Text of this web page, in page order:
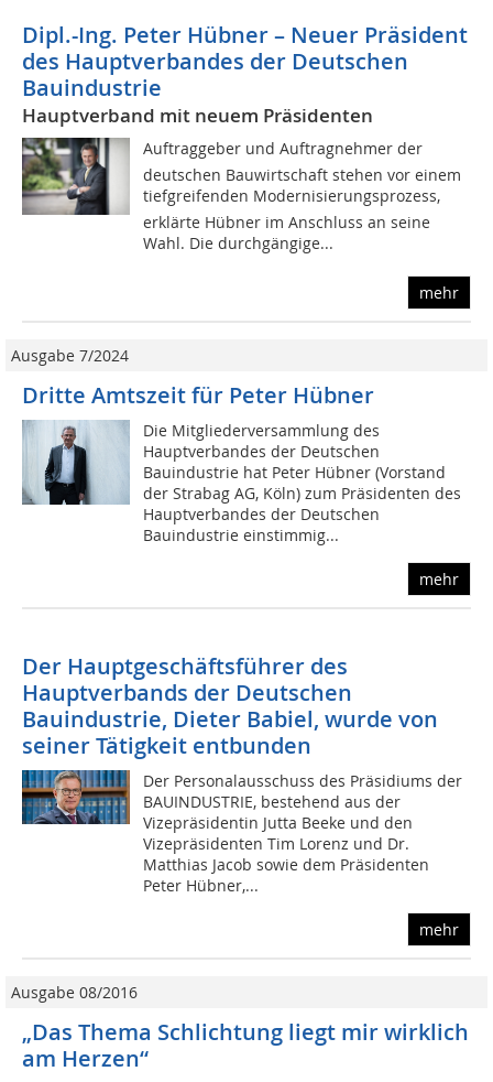
Dipl.-Ing. Peter Hübner – Neuer Präsident
des Hauptverbandes der Deutschen
Bauindustrie
Hauptverband mit neuem Präsidenten
Auftraggeber und Auftragnehmer der
deutschen Bauwirtschaft stehen vor einem
tiefgreifenden Modernisierungsprozess,
erklärte Hübner im Anschluss an seine
Wahl. Die durchgängige...
mehr
Ausgabe 7/2024
Dritte Amtszeit für Peter Hübner
Die Mitgliederversammlung des
Hauptverbandes der Deutschen
Bauindustrie hat Peter Hübner (Vorstand
der Strabag AG, Köln) zum Präsidenten des
Hauptverbandes der Deutschen
Bauindustrie einstimmig...
mehr
Der Hauptgeschäftsführer des
Hauptverbands der Deutschen
Bauindustrie, Dieter Babiel, wurde von
seiner Tätigkeit entbunden
Der Personalausschuss des Präsidiums der
BAUINDUSTRIE, bestehend aus der
Vizepräsidentin Jutta Beeke und den
Vizepräsidenten Tim Lorenz und Dr.
Matthias Jacob sowie dem Präsidenten
Peter Hübner,...
mehr
Ausgabe 08/2016
„Das Thema Schlichtung liegt mir wirklich
am Herzen“